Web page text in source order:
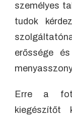
személyes
tudok
erőssége
Erre a
kiegészítőt